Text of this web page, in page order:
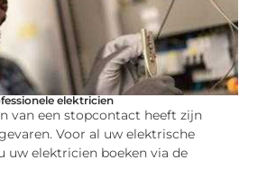
elektricien
van een stopcontact heeft zijn
Voor al uw elektrische
uw elektricien boeken via de